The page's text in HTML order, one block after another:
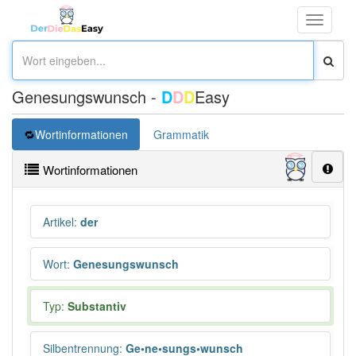
Toggle
Genesungswunsch - DDDEasy
Wortinformationen Grammatik
Wortinformationen
Artikel: der
Wort: Genesungswunsch
Typ: Substantiv
Silbentrennung: Ge•ne•sungs•wunsch